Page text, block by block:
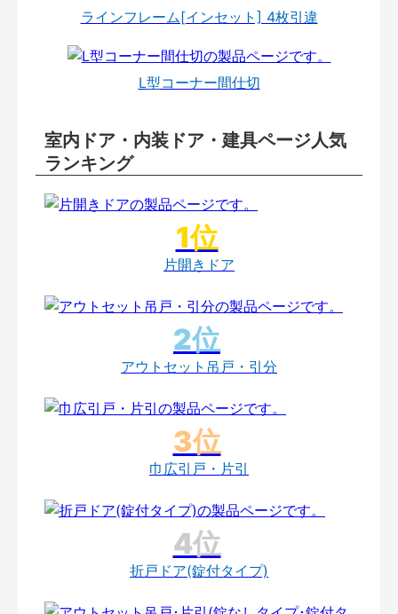
ラインフレーム[インセット] 4枚引違
L型コーナー間仕切
室内ドア・内装ドア・建具ページ人気
ランキング
片開きドア
アウトセット吊戸・引分
巾広引戸・片引
折戸ドア(錠付タイプ)